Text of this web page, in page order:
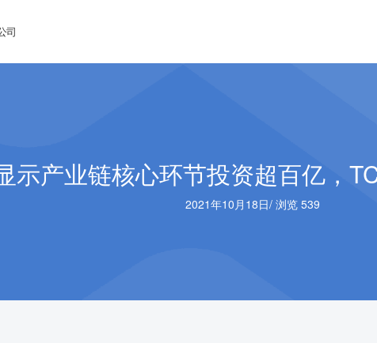
司
示产业链核心环节投资超百亿，
2021年10月18日/ 浏览 539